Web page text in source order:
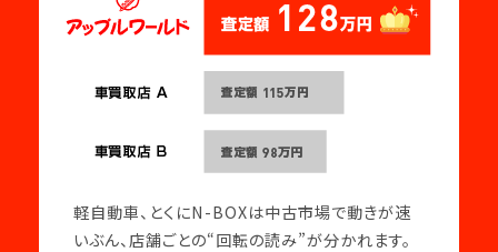
軽自動車、とくにN-BOXは中古市場で動きが速
いぶん、店舗ごとの“回転の読み”が分かれます。